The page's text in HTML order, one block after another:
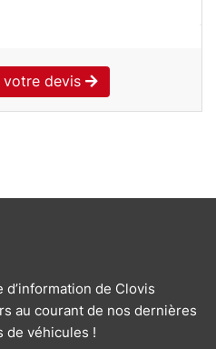
votre devis
de Clovis
au courant de nos dernières
de véhicules !